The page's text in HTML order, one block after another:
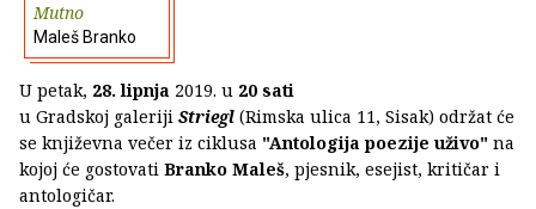
Mutno
Maleš Branko
U petak, 28. lipnja 2019. u 20 sati
u Gradskoj galeriji Striegl (Rimska ulica 11, Sisak) održat će
se književna večer iz ciklusa "Antologija poezije uživo" na
kojoj će gostovati Branko Maleš, pjesnik, esejist, kritičar i
antologičar.